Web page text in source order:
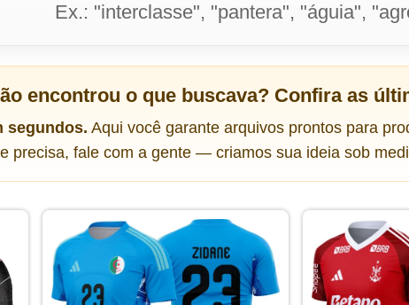
Ex.: "interclasse", "pantera", "águia",
encontrou o que buscava? Confira as
segundos. Aqui você garante arquivos prontos para
precisa, fale com a gente — criamos sua ideia sob